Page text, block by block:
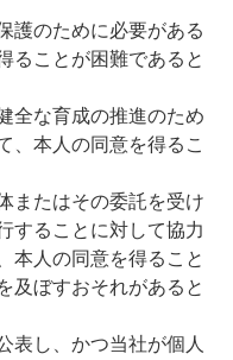
護のために必要がある
ることが困難であると
全な育成の推進のため
、本人の同意を得るこ
またはその委託を受け
することに対して協力
本人の同意を得ること
及ぼすおそれがあると
表し、かつ当社が個人